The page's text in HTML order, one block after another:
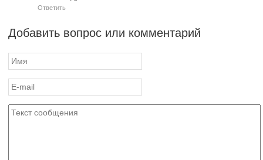
Ответить
Добавить вопрос или комментарий